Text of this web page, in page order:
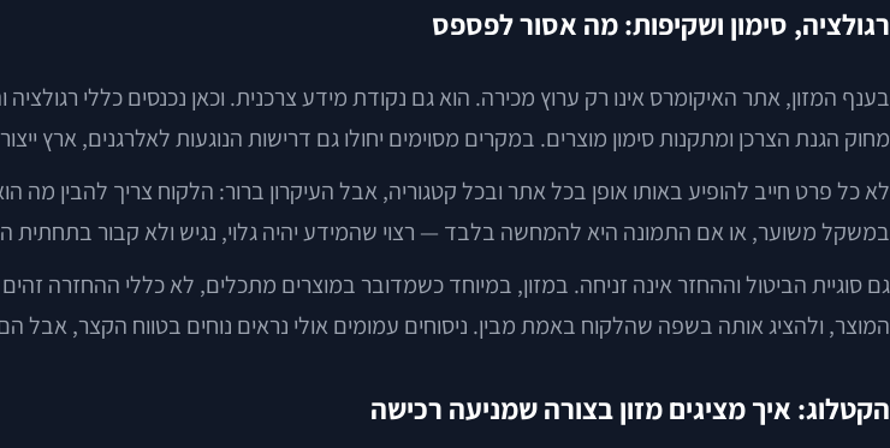
רגולציה, סימון ושקיפות: מה אסור לפספס
בענף המזון, אתר האיקומרס אינו רק ערוץ מכירה. הוא גם נקודת מידע צרכנית. וכאן נכנסים כללי
מחוק הגנת הצרכן ומתקנות סימון מוצרים. במקרים מסוימים יחולו גם דרישות הנוגעות לאלרגנים, ארץ
לא כל פרט חייב להופיע באותו אופן בכל אתר ובכל קטגוריה, אבל העיקרון ברור: הלקוח צריך להבין
במשקל משוער, או אם התמונה היא להמחשה בלבד — רצוי שהמידע יהיה גלוי, נגיש ולא קבור בתחתית
גם סוגיית הביטול וההחזר אינה זניחה. במזון, במיוחד כשמדובר במוצרים מתכלים, לא כללי ההחזרה
המוצר, ולהציג אותה בשפה שהלקוח באמת מבין. ניסוחים עמומים אולי נראים נוחים בטווח הקצר, אבל
הקטלוג: איך מציגים מזון בצורה שמניעה רכישה